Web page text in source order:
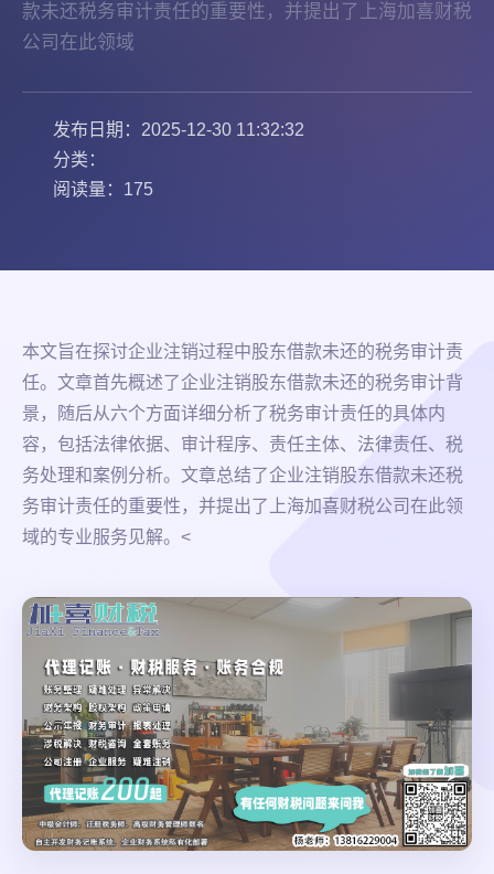
款未还税务审计责任的重要性，并提出了上海加喜财税
公司在此领域
发布日期：2025-12-30 11:32:32
分类：
阅读量：175
本文旨在探讨企业注销过程中股东借款未还的税务审计责
任。文章首先概述了企业注销股东借款未还的税务审计背
景，随后从六个方面详细分析了税务审计责任的具体内
容，包括法律依据、审计程序、责任主体、法律责任、税
务处理和案例分析。文章总结了企业注销股东借款未还税
务审计责任的重要性，并提出了上海加喜财税公司在此领
域的专业服务见解。<